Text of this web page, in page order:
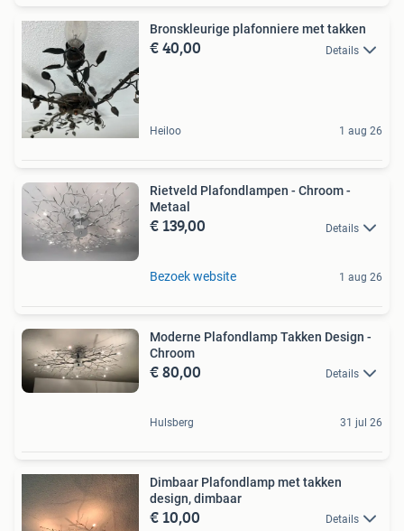
Bronskleurige plafonniere met takken
€ 40,00 Details
Heiloo 1 aug 26
Rietveld Plafondlampen - Chroom -
Metaal
€ 139,00 Details
Bezoek website 1 aug 26
Moderne Plafondlamp Takken Design -
Chroom
€ 80,00 Details
Hulsberg 31 jul 26
Dimbaar Plafondlamp met takken
design, dimbaar
€ 10,00 Details